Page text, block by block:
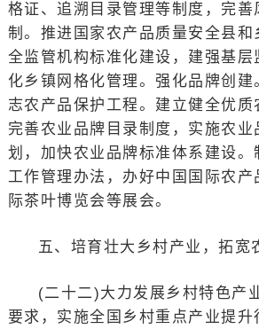
格证、追溯目录管理等制度，完善
制。推进国家农产品质量安全县和
全监管机构标准化建设，建强基层
化乡镇网格化管理。强化品牌创
志农产品保护工程。建立健全优质
完善农业品牌目录制度，实施农业
划，加快农业品牌标准体系建设。
工作管理办法，办好中国国际农产
际茶叶博览会等展会。
五、培育壮大乡村产业，拓宽
(二十二)大力发展乡村特色产
要求，实施全国乡村重点产业提